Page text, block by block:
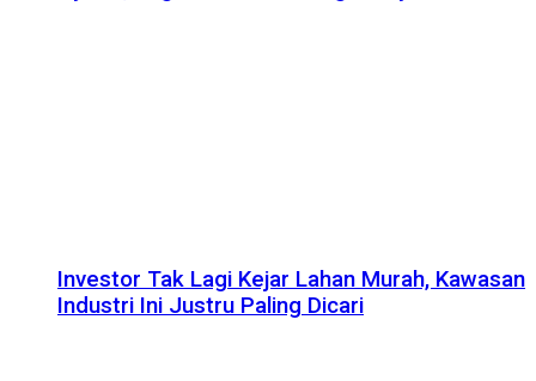
Investor Tak Lagi Kejar Lahan Murah, Kawasan
Industri Ini Justru Paling Dicari